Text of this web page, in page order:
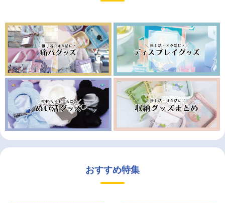
おすすめ特集